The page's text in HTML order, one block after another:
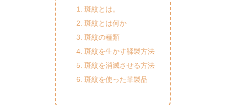
斑紋とは。
斑紋とは何か
斑紋の種類
斑紋を生かす鞣製方法
斑紋を消滅させる方法
斑紋を使った革製品